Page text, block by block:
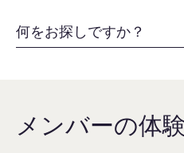
メンバーの体